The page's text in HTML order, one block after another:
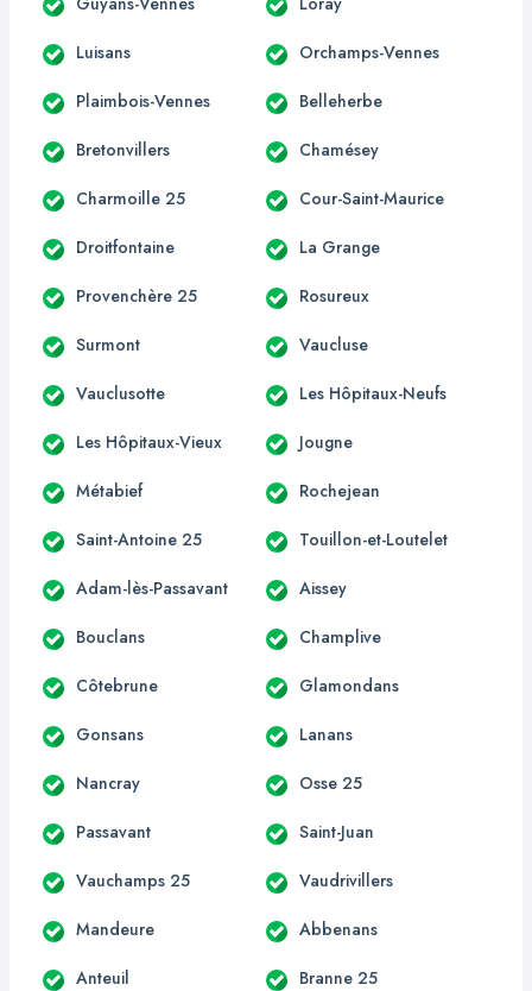
Luisans Orchamps-Vennes
Plaimbois-Vennes Belleherbe
Bretonvillers Chamésey
Charmoille 25 Cour-Saint-Maurice
Droitfontaine La Grange
Provenchère 25 Rosureux
Surmont Vaucluse
Vauclusotte Les Hôpitaux-Neufs
Les Hôpitaux-Vieux Jougne
Métabief Rochejean
Saint-Antoine 25 Touillon-et-Loutelet
Adam-lès-Passavant Aissey
Bouclans Champlive
Côtebrune Glamondans
Gonsans Lanans
Nancray Osse 25
Passavant Saint-Juan
Vauchamps 25 Vaudrivillers
Mandeure Abbenans
Anteuil Branne 25